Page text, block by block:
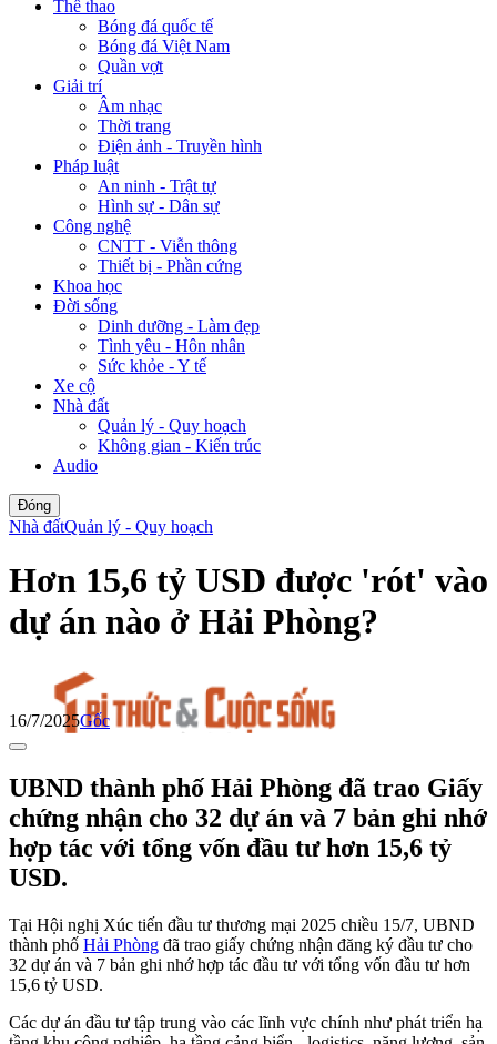
Thể thao
Bóng đá quốc tế
Bóng đá Việt Nam
Quần vợt
Giải trí
Âm nhạc
Thời trang
Điện ảnh - Truyền hình
Pháp luật
An ninh - Trật tự
Hình sự - Dân sự
Công nghệ
CNTT - Viễn thông
Thiết bị - Phần cứng
Khoa học
Đời sống
Dinh dưỡng - Làm đẹp
Tình yêu - Hôn nhân
Sức khỏe - Y tế
Xe cộ
Nhà đất
Quản lý - Quy hoạch
Không gian - Kiến trúc
Audio
Đóng
Nhà đấtQuản lý - Quy hoạch
Hơn 15,6 tỷ USD được 'rót' vào
dự án nào ở Hải Phòng?
16/7/2025Gốc
UBND thành phố Hải Phòng đã trao Giấy
chứng nhận cho 32 dự án và 7 bản ghi nhớ
hợp tác với tổng vốn đầu tư hơn 15,6 tỷ
USD.
Tại Hội nghị Xúc tiến đầu tư thương mại 2025 chiều 15/7, UBND
thành phố Hải Phòng đã trao giấy chứng nhận đăng ký đầu tư cho
32 dự án và 7 bản ghi nhớ hợp tác đầu tư với tổng vốn đầu tư hơn
15,6 tỷ USD.
Các dự án đầu tư tập trung vào các lĩnh vực chính như phát triển hạ